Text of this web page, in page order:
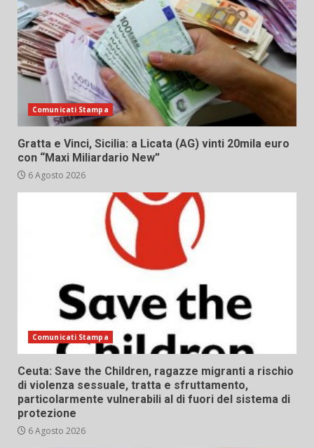
Comunicati Stampa
Gratta e Vinci, Sicilia: a Licata (AG) vinti 20mila euro
con “Maxi Miliardario New”
6 Agosto 2026
Comunicati Stampa
Ceuta: Save the Children, ragazze migranti a rischio
di violenza sessuale, tratta e sfruttamento,
particolarmente vulnerabili al di fuori del sistema di
protezione
6 Agosto 2026